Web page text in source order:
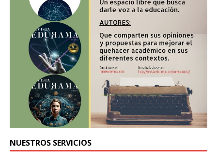
NUESTROS SERVICIOS